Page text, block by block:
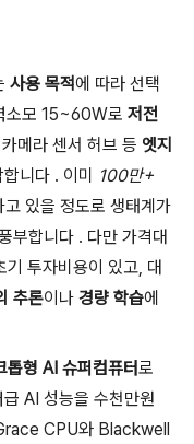
사용 목적에 따라 선택
소모 15~60W로 저전
메라 센서 허브 등 엣지
니다 . 이미
100만+
있을 정도로 생태계가
부합니다 . 다만 가격대
투자비용이 있고, 대
추론이나 경량 학습에
톱형 AI 슈퍼컴퓨터로
AI 성능을 수천만원
CPU와 Blackwell